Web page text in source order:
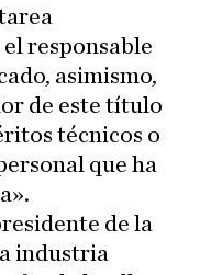
responsable
asimismo,
de este título
técnicos o
que ha
de la
industria